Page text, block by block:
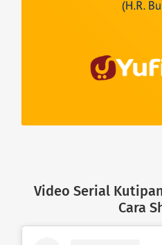
Video Serial
Cara